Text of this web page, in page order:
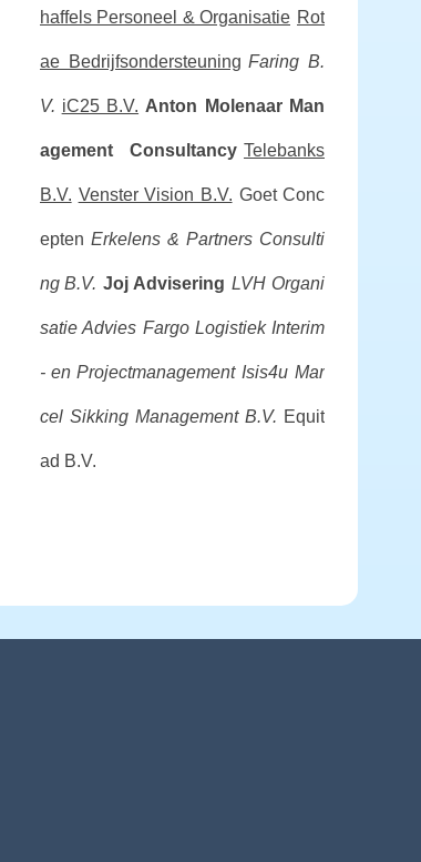
haffels Personeel & Organisatie Rot
ae Bedrijfsondersteuning Faring B.
V. iC25 B.V. Anton Molenaar Man
agement Consultancy Telebanks
B.V. Venster Vision B.V. Goet Conc
epten Erkelens & Partners Consulti
ng B.V. Joj Advisering LVH Organi
satie Advies Fargo Logistiek Interim
- en Projectmanagement Isis4u Mar
cel Sikking Management B.V. Equit
ad B.V.